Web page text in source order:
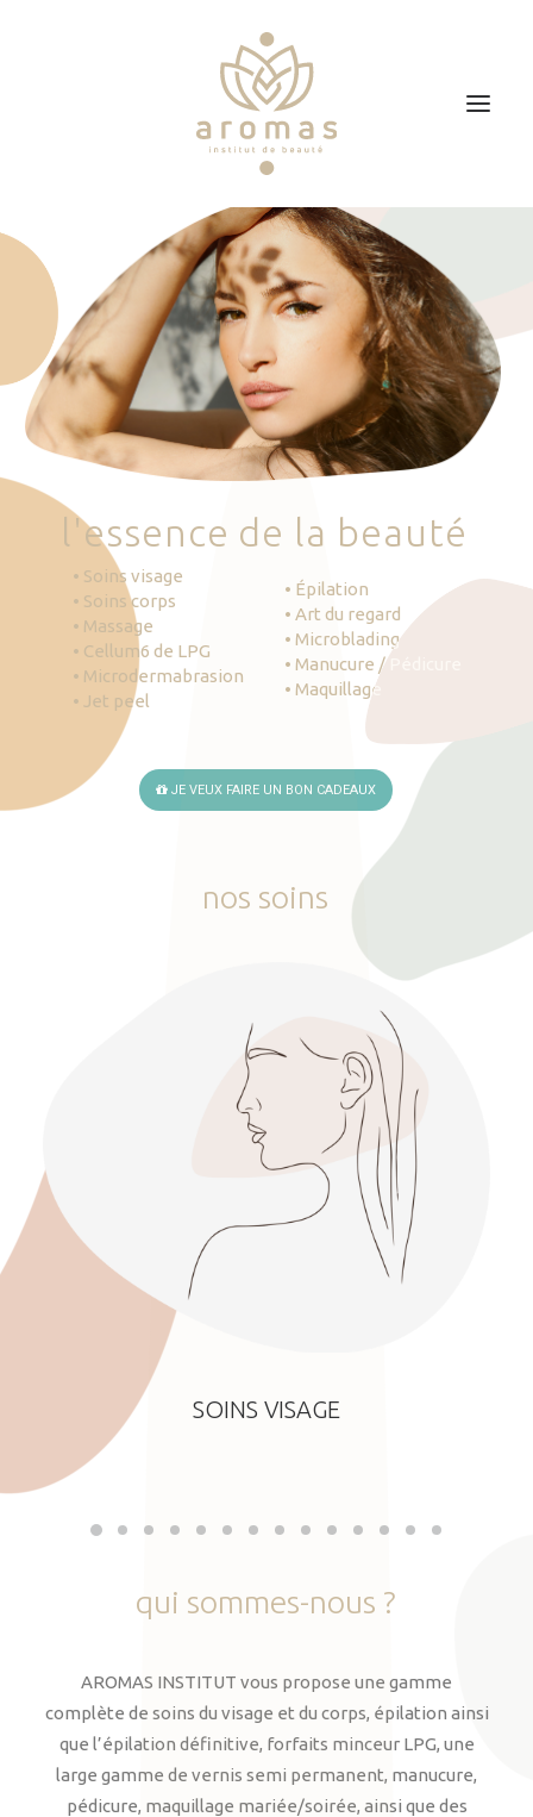
Soins
Je veux faire un bon cadeau
Plan d’accès
Prendre RDV
'essence de la beauté
• Soins visage
• Soins corps
• Massage
• Cellum6 de LPG
• Microdermabrasion
• Jet peel
• Épilation
• Art du regard
• Microblading
• Manucure / Pédicure
• Maquillage
JE VEUX FAIRE UN BON CADEAUX
nos soins
SOINS VISAGE
qui sommes-nous ?
AROMAS INSTITUT vous propose une gamme
complète de soins du visage et du corps, épilation ainsi
que l’épilation définitive, forfaits minceur LPG, une
large gamme de vernis semi permanent, manucure,
pédicure, maquillage mariée/soirée, ainsi que des